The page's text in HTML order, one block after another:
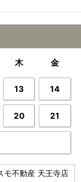
木 金
13 14
20 21
モ不動産 天王寺店